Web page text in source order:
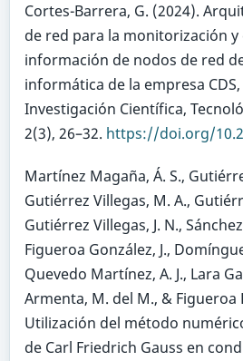
Cortes-Barrera, G. (2024).
de red para la monitorización
información de nodos de red
informática de la empresa CDS,
Investigación Científica,
2(3), 26–32. https://doi.org/
Martínez Magaña, Á. S.,
Gutiérrez Villegas, M. A.,
Gutiérrez Villegas, J. N.,
Figueroa González, J.,
Quevedo Martínez, A. J., Lara
Armenta, M. del M., & Figueroa
Utilización del método
de Carl Friedrich Gauss en